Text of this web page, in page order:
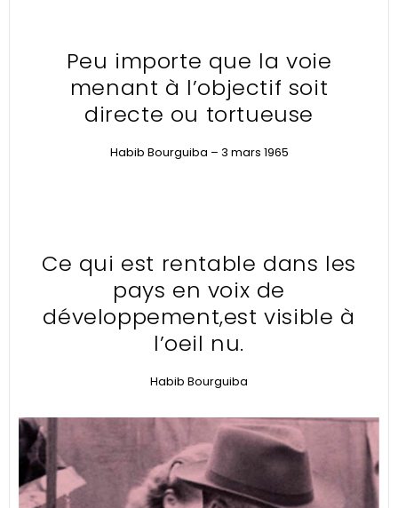
Peu importe que la voie
menant à l’objectif soit
directe ou tortueuse
Habib Bourguiba – 3 mars 1965
Ce qui est rentable dans les
pays en voix de
développement,est visible à
l’oeil nu.
Habib Bourguiba